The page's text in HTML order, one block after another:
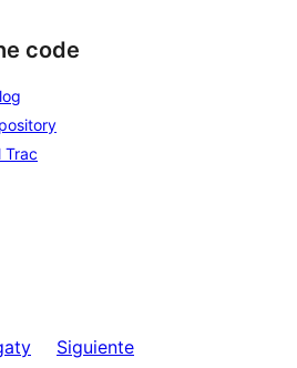
code
Trac
Siguiente